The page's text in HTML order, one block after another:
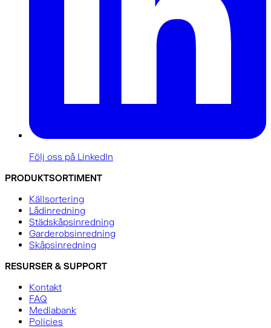
Följ oss på LinkedIn
PRODUKTSORTIMENT
Källsortering
Lådinredning
Städskåpsinredning
Garderobsinredning
Skåpsinredning
RESURSER & SUPPORT
Kontakt
FAQ
Mediabank
Policies